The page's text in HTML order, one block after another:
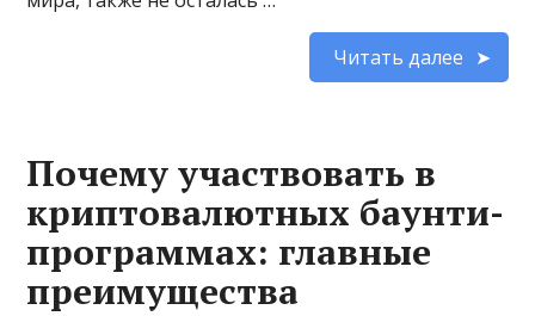
Читать далее
Почему участвовать в
криптовалютных баунти-
программах: главные
преимущества